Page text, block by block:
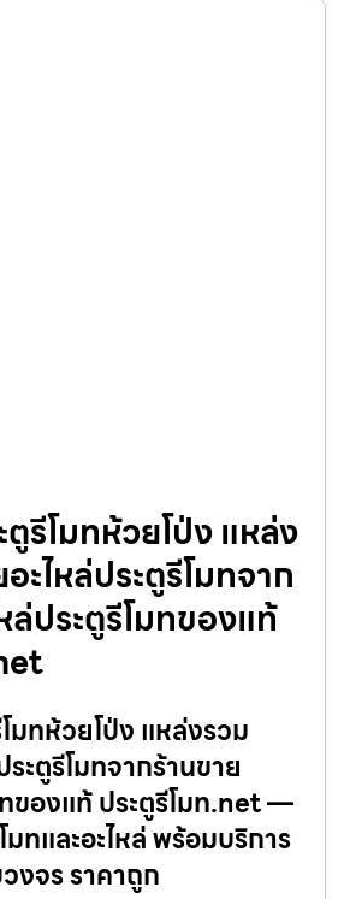
รีโมทห้วยโป่ง แหล่ง
ะไหล่ประตูรีโมทจาก
ล่ประตูรีโมทของแท้
มทห้วยโป่ง แหล่งรวม
ะตูรีโมทจากร้านขาย
ทของแท้ ประตูรีโมท.net —
ทและอะไหล่ พร้อมบริการ
งจร ราคาถูก